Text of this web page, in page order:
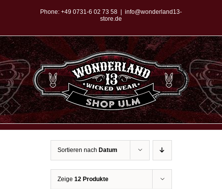
springen
Phone: +49 0731-6 02 73 58
info@wonderland13-
store.de
Sortieren nach Datum
Zeige 12 Produkte